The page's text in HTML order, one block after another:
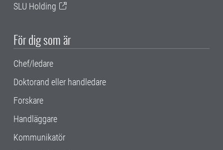
SLU Holding
För dig som är
Chef/ledare
Doktorand eller handledare
Forskare
Handläggare
Kommunikatör